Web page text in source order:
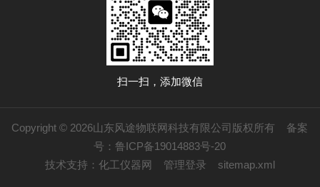
扫一扫，添加微信
Copyright © 2026山东风途物联网科技有限公司版权所有 备案
号：鲁ICP备19014883号-20
技术支持： 化工仪器网 管理登录 sitemap.xml